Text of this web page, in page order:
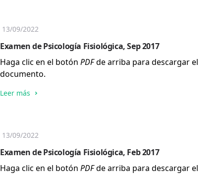
Examen de Psicología Fisiológica, Sep 2017
13/09/2022
Haga clic en el botón PDFde arriba para descargar el
documento.
Leer más
Examen de Psicología Fisiológica, Feb 2017
13/09/2022
Haga clic en el botón PDFde arriba para descargar el